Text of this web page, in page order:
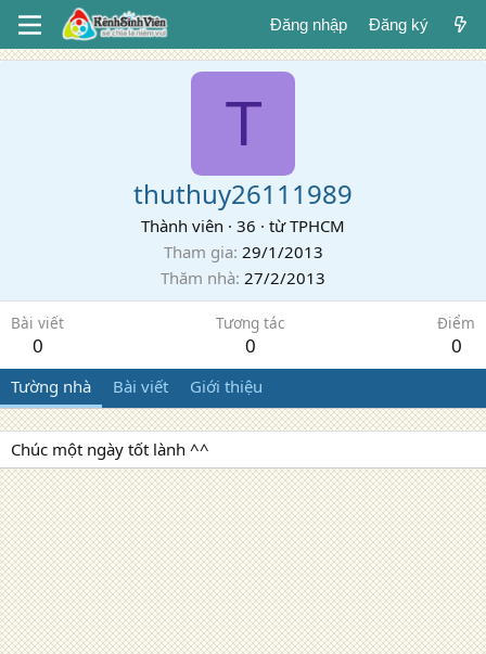
Đăng nhập Đăng ký
T
thuthuy26111989
Thành viên · 36 · từTPHCM
Tham gia 29/1/2013
Thăm nhà 27/2/2013
Bài viết
0
Tương tác
0
Điểm
0
Tường nhà Bài viết Giới thiệu
Chúc một ngày tốt lành ^^